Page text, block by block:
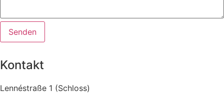
Senden
Kontakt
Lennéstraße 1 (Schloss)